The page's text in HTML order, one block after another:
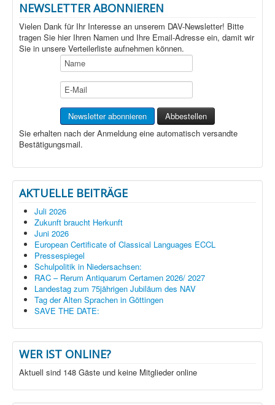
NEWSLETTER ABONNIEREN
Vielen Dank für Ihr Interesse an unserem DAV-Newsletter! Bitte
tragen Sie hier Ihren Namen und Ihre Email-Adresse ein, damit wir
Sie in unsere Verteilerliste aufnehmen können.
Sie erhalten nach der Anmeldung eine automatisch versandte
Bestätigungsmail.
AKTUELLE BEITRÄGE
Juli 2026
Zukunft braucht Herkunft
Juni 2026
European Certificate of Classical Languages ECCL
Pressespiegel
Schulpolitik in Niedersachsen:
RAC – Rerum Antiquarum Certamen 2026/ 2027
Landestag zum 75jährigen Jubiläum des NAV
Tag der Alten Sprachen in Göttingen
SAVE THE DATE:
WER IST ONLINE?
Aktuell sind 148 Gäste und keine Mitglieder online